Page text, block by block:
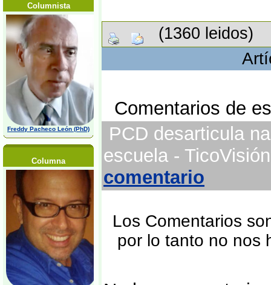
Columnista
Freddy Pacheco León (PhD)
Columna
(1360 leidos)
Comentarios de
PCD desarticula
escuela -
comentario
Los Comentarios
por lo tanto no nos